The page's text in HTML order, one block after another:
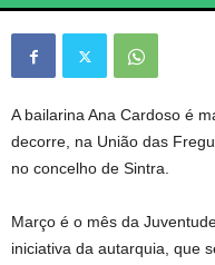
A bailarina Ana Cardoso é
decorre, na União das
no concelho de Sintra.
Março é o mês da
iniciativa da autarquia, que